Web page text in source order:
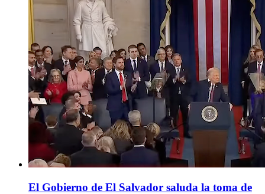
El Gobierno de El Salvador saluda la toma de